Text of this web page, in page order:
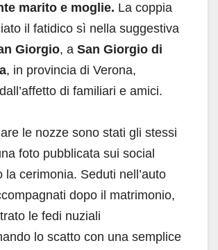
marito e moglie. La coppia
il fatidico sì nella suggestiva
Giorgio, a San Giorgio di
, in provincia di Verona,
di familiari e amici.
le nozze sono stati gli stessi
foto pubblicata sui social
la cerimonia. Seduti nell’auto
dopo il matrimonio,
le fedi nuziali
lo scatto con una semplice